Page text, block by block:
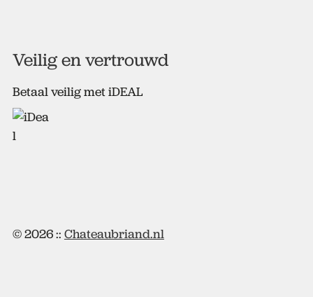
Veilig en vertrouwd
Betaal veilig met iDEAL
© 2026 :: Chateaubriand.nl